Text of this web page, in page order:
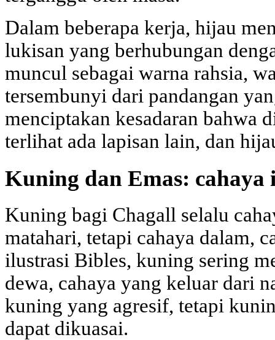
Dalam beberapa kerja, hijau
lukisan yang berhubungan
muncul sebagai warna rahsia,
tersembunyi dari pandangan
menciptakan kesadaran bahwa
terlihat ada lapisan lain, dan
Kuning dan Emas: cahaya
Kuning bagi Chagall selalu
matahari, tetapi cahaya dalam,
ilustrasi Bibles, kuning sering
dewa, cahaya yang keluar dari
kuning yang agresif, tetapi
dapat dikuasai.